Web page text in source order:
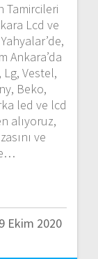
Tamircileri
Lcd ve
Ankara’da
Vestel,
Beko,
led ve lcd
alıyoruz,
ve
Ekim 2020